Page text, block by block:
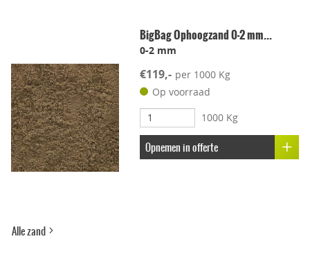
Lichtgewicht
Onderhoudsvriendelijk
BigBag Ophoogzand 0-2 mm...
0-2 mm
€119,- per 1000 Kg
Op voorraad
1000 Kg
Opnemen in offerte
Alle zand